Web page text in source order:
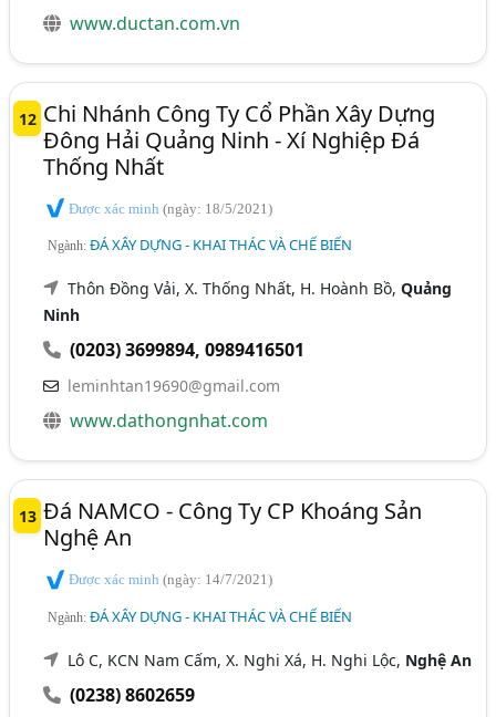
www.ductan.com.vn
12 Chi Nhánh Công Ty Cổ Phần Xây Dựng
Đông Hải Quảng Ninh - Xí Nghiệp Đá
Thống Nhất
Được xác minh(ngày: 18/5/2021)
Ngành:ĐÁ XÂY DỰNG - KHAI THÁC VÀ CHẾ BIẾN
Thôn Đồng Vải, X. Thống Nhất, H. Hoành Bồ,Quảng
Ninh
(0203) 3699894,0989416501
leminhtan19690@gmail.com
www.dathongnhat.com
13 Đá NAMCO - Công Ty CP Khoáng Sản
Nghệ An
Được xác minh(ngày: 14/7/2021)
Ngành:ĐÁ XÂY DỰNG - KHAI THÁC VÀ CHẾ BIẾN
Lô C, KCN Nam Cấm, X. Nghi Xá, H. Nghi Lộc, Nghệ An
(0238) 8602659